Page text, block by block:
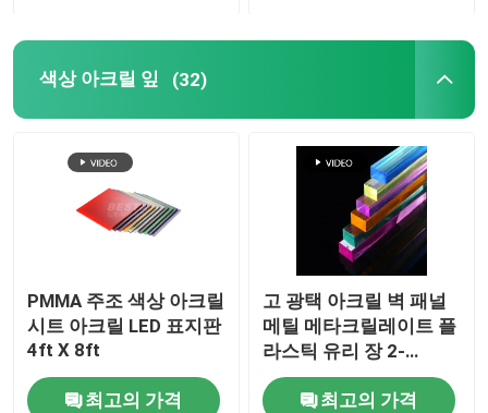
색상 아크릴 잎 (32)
PMMA 주조 색상 아크릴
시트 아크릴 LED 표지판
4ft X 8ft
최고의 가격
고 광택 아크릴 벽 패널
메틸 메타크릴레이트 플
라스틱 유리 장 2-
120mm
최고의 가격